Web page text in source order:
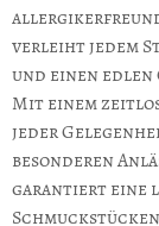
verleiht jedem
und einen
Mit einem
jeder
besonderen
garantiert eine